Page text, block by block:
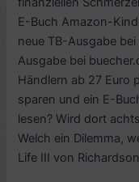
E-Buch Amazon-
neue TB-Ausgabe
Ausgabe bei
Händlern ab 27 Euro
sparen und ein E-
lesen? Wird dort
Welch ein Dilemma,
Life III von